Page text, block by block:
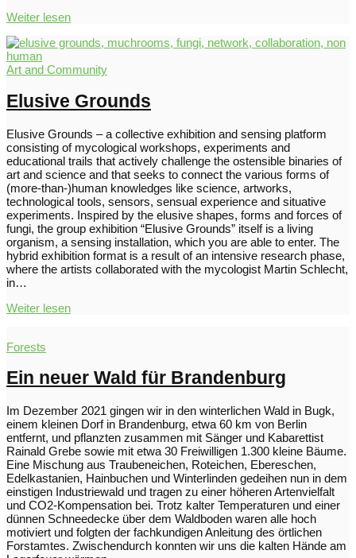
Weiter lesen
Art and Community
Elusive Grounds
Elusive Grounds – a collective exhibition and sensing platform
consisting of mycological workshops, experiments and
educational trails that actively challenge the ostensible binaries of
art and science and that seeks to connect the various forms of
(more-than-)human knowledges like science, artworks,
technological tools, sensors, sensual experience and situative
experiments. Inspired by the elusive shapes, forms and forces of
fungi, the group exhibition “Elusive Grounds” itself is a living
organism, a sensing installation, which you are able to enter. The
hybrid exhibition format is a result of an intensive research phase,
where the artists collaborated with the mycologist Martin Schlecht,
in…
Weiter lesen
Forests
Ein neuer Wald für Brandenburg
Im Dezember 2021 gingen wir in den winterlichen Wald in Bugk,
einem kleinen Dorf in Brandenburg, etwa 60 km von Berlin
entfernt, und pflanzten zusammen mit Sänger und Kabarettist
Rainald Grebe sowie mit etwa 30 Freiwilligen 1.300 kleine Bäume.
Eine Mischung aus Traubeneichen, Roteichen, Ebereschen,
Edelkastanien, Hainbuchen und Winterlinden gedeihen nun in dem
einstigen Industriewald und tragen zu einer höheren Artenvielfalt
und CO2-Kompensation bei. Trotz kalter Temperaturen und einer
dünnen Schneedecke über dem Waldboden waren alle hoch
motiviert und folgten der fachkundigen Anleitung des örtlichen
Forstamtes. Zwischendurch konnten wir uns die kalten Hände am